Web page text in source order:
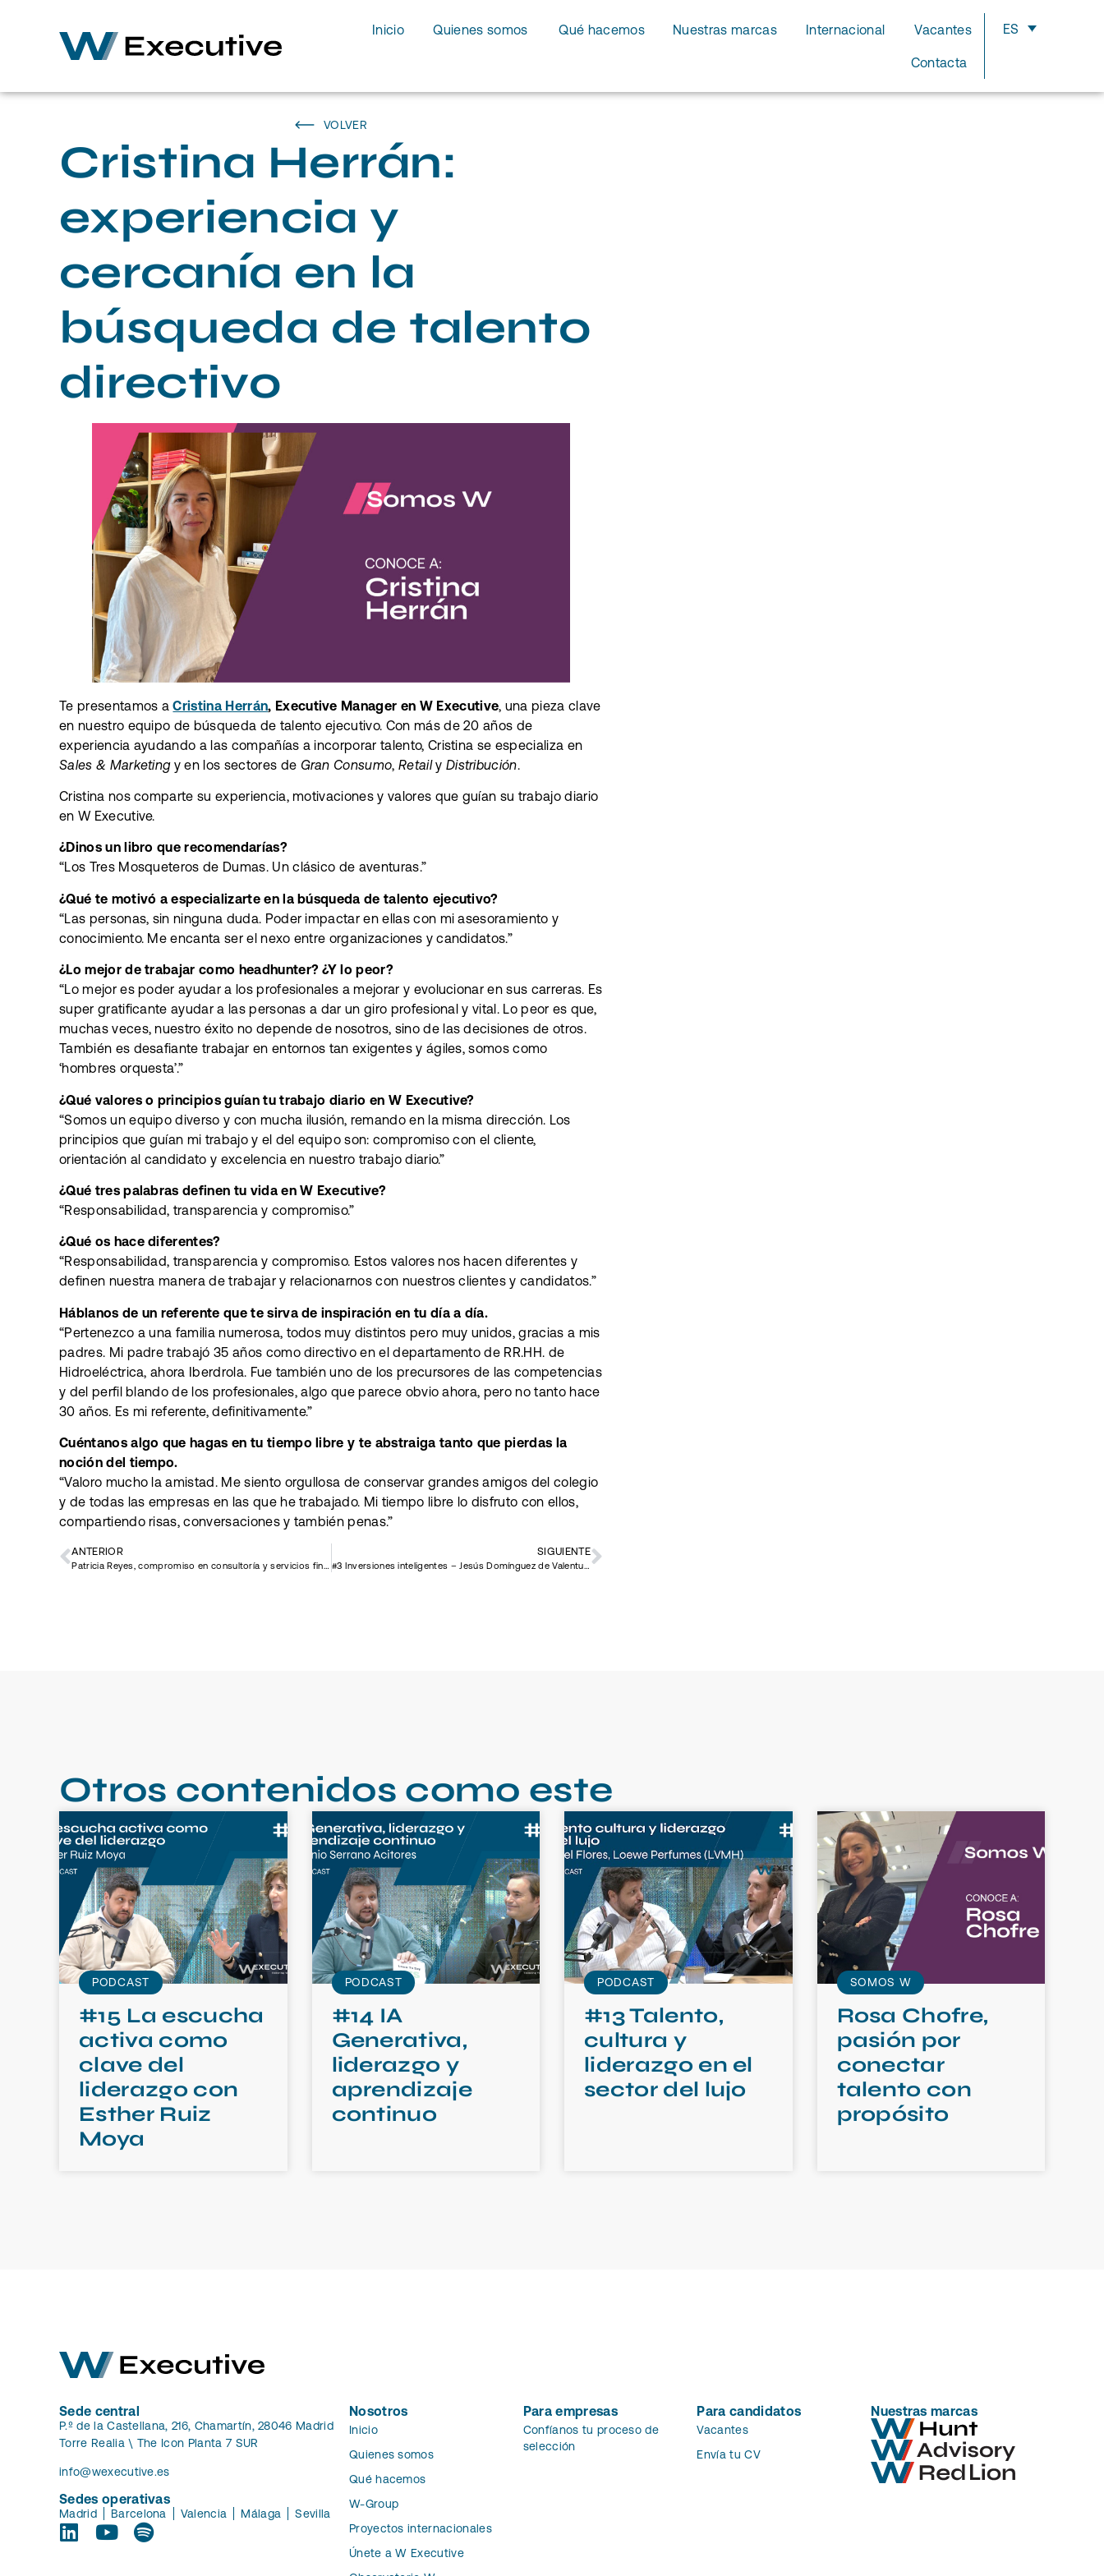
Inicio Quienes somos Qué hacemos Nuestras marcas Internacional Vacantes
Contacta
ES
VOLVER
Cristina Herrán:
experiencia y
cercanía en la
búsqueda de talento
directivo
Te presentamos aCristina Herrán, Executive Manager en W Executive, una pieza clave
en nuestro equipo de búsqueda de talento ejecutivo. Con más de 20 años de
experiencia ayudando a las compañías a incorporar talento, Cristina se especializa en
Sales & Marketingy en los sectores de Gran Consumo, Retaily Distribución.
Cristina nos comparte su experiencia, motivaciones y valores que guían su trabajo diario
en W Executive.
¿Dinos un libro que recomendarías?
“Los Tres Mosqueteros de Dumas. Un clásico de aventuras.”
¿Qué te motivó a especializarte en la búsqueda de talento ejecutivo?
“Las personas, sin ninguna duda. Poder impactar en ellas con mi asesoramiento y
conocimiento. Me encanta ser el nexo entre organizaciones y candidatos.”
¿Lo mejor de trabajar como headhunter? ¿Y lo peor?
“Lo mejor es poder ayudar a los profesionales a mejorar y evolucionar en sus carreras. Es
super gratificante ayudar a las personas a dar un giro profesional y vital. Lo peor es que,
muchas veces, nuestro éxito no depende de nosotros, sino de las decisiones de otros.
También es desafiante trabajar en entornos tan exigentes y ágiles, somos como
‘hombres orquesta’.”
¿Qué valores o principios guían tu trabajo diario en W Executive?
“Somos un equipo diverso y con mucha ilusión, remando en la misma dirección. Los
principios que guían mi trabajo y el del equipo son: compromiso con el cliente,
orientación al candidato y excelencia en nuestro trabajo diario.”
¿Qué tres palabras definen tu vida en W Executive?
“Responsabilidad, transparencia y compromiso.”
¿Qué os hace diferentes?
“Responsabilidad, transparencia y compromiso. Estos valores nos hacen diferentes y
definen nuestra manera de trabajar y relacionarnos con nuestros clientes y candidatos.”
Háblanos de un referente que te sirva de inspiración en tu día a día.
“Pertenezco a una familia numerosa, todos muy distintos pero muy unidos, gracias a mis
padres. Mi padre trabajó 35 años como directivo en el departamento de RR.HH. de
Hidroeléctrica, ahora Iberdrola. Fue también uno de los precursores de las competencias
y del perfil blando de los profesionales, algo que parece obvio ahora, pero no tanto hace
30 años. Es mi referente, definitivamente.”
Cuéntanos algo que hagas en tu tiempo libre y te abstraiga tanto que pierdas la
noción del tiempo.
“Valoro mucho la amistad. Me siento orgullosa de conservar grandes amigos del colegio
y de todas las empresas en las que he trabajado. Mi tiempo libre lo disfruto con ellos,
compartiendo risas, conversaciones y también penas.”
ANTERIOR
Patricia Reyes, compromiso en consultoría y servicios financieros
SIGUIENTE
#3 Inversiones inteligentes – Jesús Domínguez de Valentum
Otros contenidos como este
PODCAST
#15 La escucha
activa como
clave del
liderazgo con
Esther Ruiz
Moya
PODCAST
#14 IA
Generativa,
liderazgo y
aprendizaje
continuo
PODCAST
#13 Talento,
cultura y
liderazgo en el
sector del lujo
SOMOS W
Rosa Chofre,
pasión por
conectar
talento con
propósito
Sede central
P.º de la Castellana, 216, Chamartín, 28046 Madrid
Torre Realia \ The Icon Planta 7 SUR
info@wexecutive.es
Sedes operativas
Madrid Barcelona Valencia Málaga Sevilla
Nosotros
Inicio
Quienes somos
Qué hacemos
W-Group
Proyectos internacionales
Únete a W Executive
Para empresas
Confíanos tu proceso de
selección
Para candidatos
Vacantes
Envía tu CV
Nuestras marcas